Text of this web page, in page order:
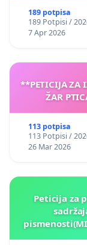
189 potpisa
189 Potpisi /
7 Apr 2026
**PETICIJA ZA
ŽAR
113 potpisa
113 Potpisi /
26 Mar 2026
Peticija za